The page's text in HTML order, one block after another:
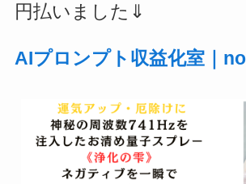
円払いました⇓
AIプロンプト収益化室｜